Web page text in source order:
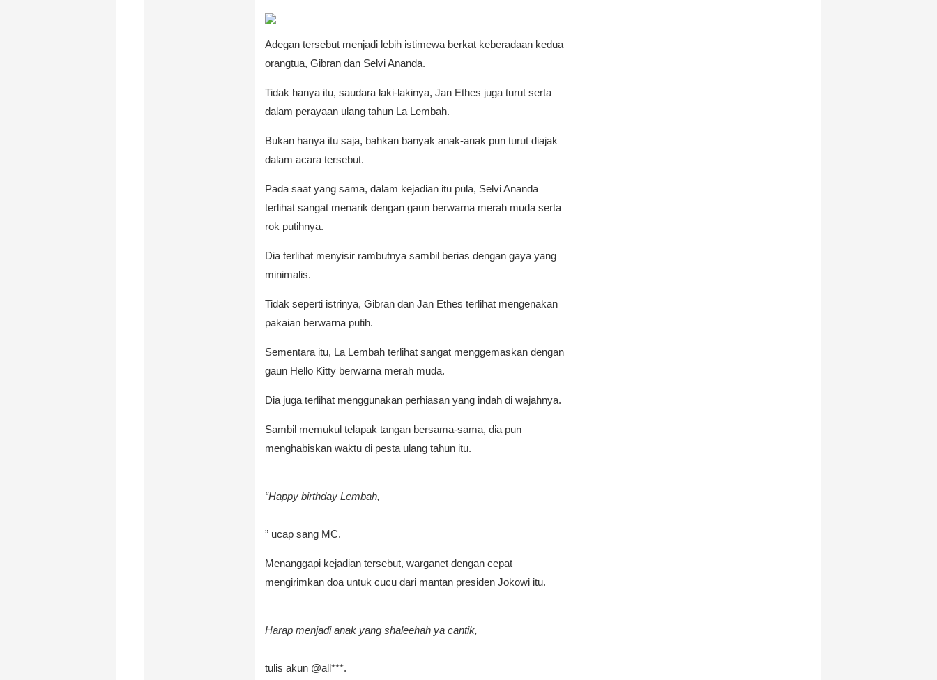
Adegan tersebut menjadi lebih istimewa berkat keberadaan kedua
orangtua, Gibran dan Selvi Ananda.
Tidak hanya itu, saudara laki-lakinya, Jan Ethes juga turut serta
dalam perayaan ulang tahun La Lembah.
Bukan hanya itu saja, bahkan banyak anak-anak pun turut diajak
dalam acara tersebut.
Pada saat yang sama, dalam kejadian itu pula, Selvi Ananda
terlihat sangat menarik dengan gaun berwarna merah muda serta
rok putihnya.
Dia terlihat menyisir rambutnya sambil berias dengan gaya yang
minimalis.
Tidak seperti istrinya, Gibran dan Jan Ethes terlihat mengenakan
pakaian berwarna putih.
Sementara itu, La Lembah terlihat sangat menggemaskan dengan
gaun Hello Kitty berwarna merah muda.
Dia juga terlihat menggunakan perhiasan yang indah di wajahnya.
Sambil memukul telapak tangan bersama-sama, dia pun
menghabiskan waktu di pesta ulang tahun itu.
“Happy birthday Lembah,
” ucap sang MC.
Menanggapi kejadian tersebut, warganet dengan cepat
mengirimkan doa untuk cucu dari mantan presiden Jokowi itu.
Harap menjadi anak yang shaleehah ya cantik,
tulis akun @all***.